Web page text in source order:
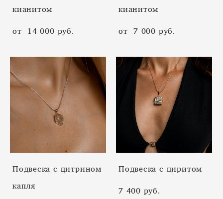
кианитом
от 14 000 pуб.
кианитом
от 7 000 pуб.
Подвеска с цитрином
капля
Подвеска с пиритом
7 400 pуб.